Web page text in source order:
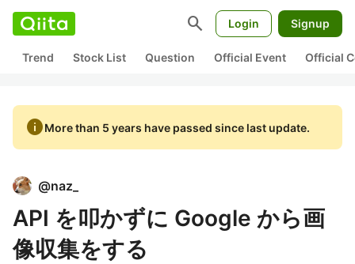
search Login Signup
Trend Stock List Question Official Event Official
infoMore than 5 years have passed since last update.
@naz_
API を叩かずに Google から画
像収集をする